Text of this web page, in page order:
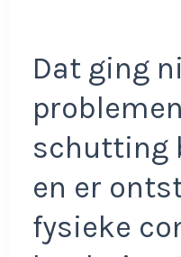
Dat ging
schutting
en er
fysieke